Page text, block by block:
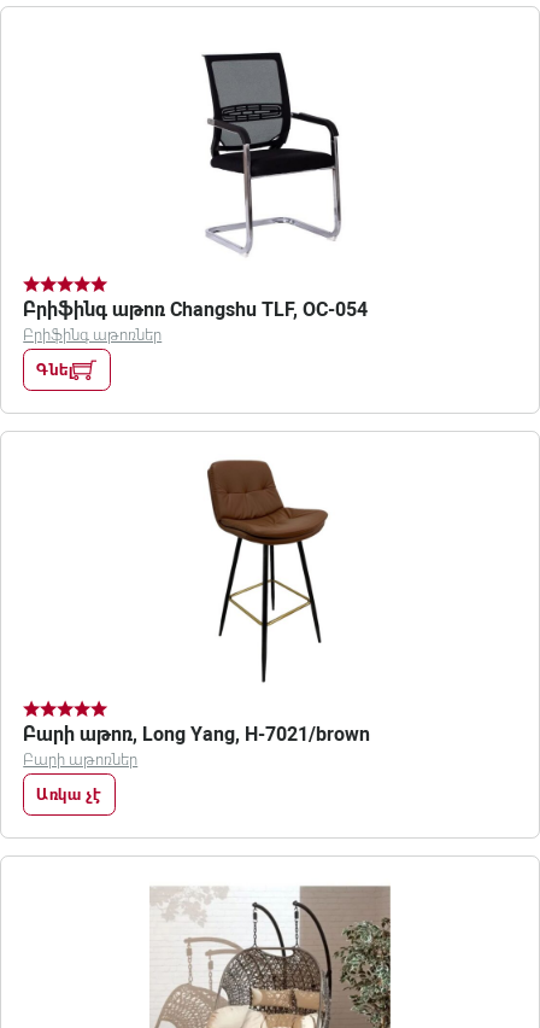
Բրիֆինգ աթոռ Changshu TLF, OC-054
Բրիֆինգ աթոռներ
Գնել
Բարի աթոռ, Long Yang, H-7021/brown
Բարի աթոռներ
Առկա չէ